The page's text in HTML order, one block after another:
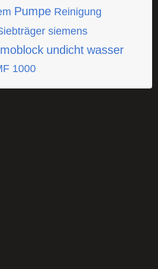
Pumpe Reinigung
siemens
undicht wasser
1000